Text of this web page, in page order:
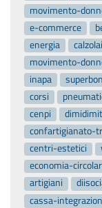
movimento-
e-commerce
energia
calzolai
movimento-
inapa
corsi
cenpi
confartigianato-
centri-estetici
economia-
artigiani
cassa-